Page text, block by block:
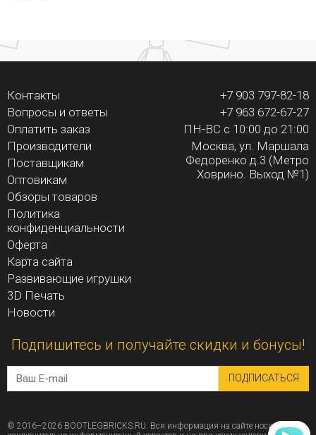
Контакты
Вопросы и ответы
Оплатить заказ
Производители
Поставщикам
Оптовикам
Обзоры товаров
Политика
конфиденциальности
Оферта
Карта сайта
Развивающие игрушки
3D Печать
Новости
+7 903 797-82-18
+7 963 672-67-27
ПН-ВС с 10:00 до 21:00
Москва, ул. Маршала
Федоренко д.3 (Метро
Ховрино. Выход №1)
Подпишитесь и получайте скидки и бонусы!
ПОДПИСАТЬСЯ
© 2016–2026 BOOTLEGBRICKS.RU. Вся информация на сайте носит